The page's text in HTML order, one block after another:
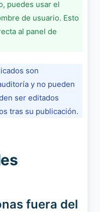
puedes usar el
de usuario. Esto
al panel de
son
y no pueden
ser editados
tras su publicación.
fuera del